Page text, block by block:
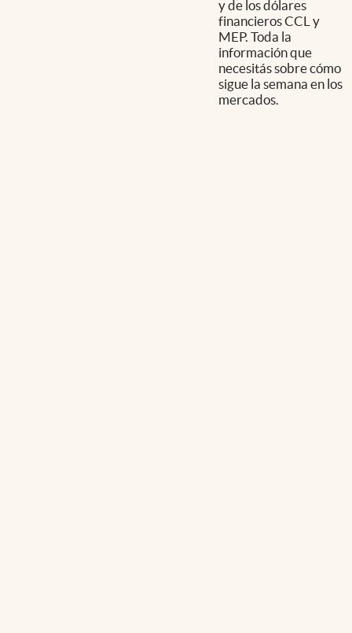
y de los dólares
financieros CCL y
MEP. Toda la
información que
necesitás sobre cómo
sigue la semana en los
mercados.